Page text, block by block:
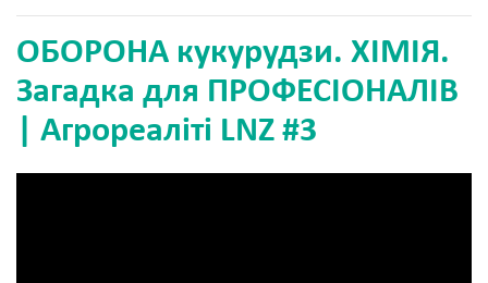
ОБОРОНА кукурудзи. ХІМІЯ.
Загадка для ПРОФЕСІОНАЛІВ
| Агрореаліті LNZ #3